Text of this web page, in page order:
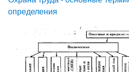
определения